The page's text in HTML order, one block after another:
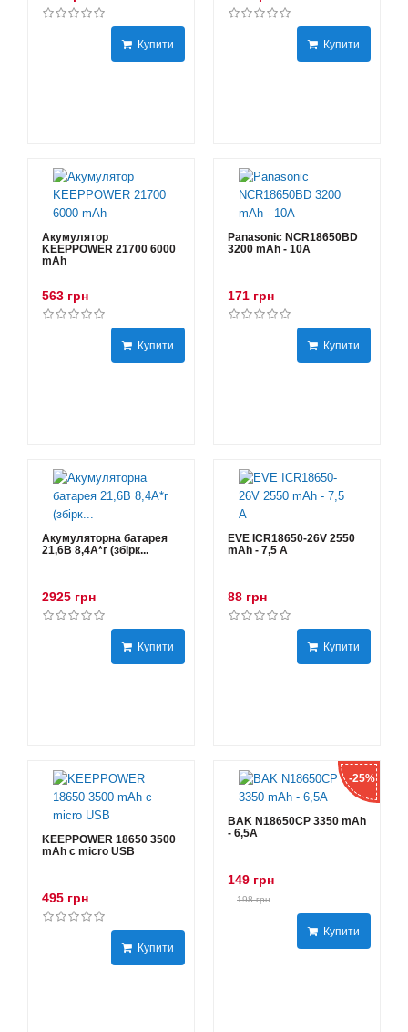
Купити Купити
Акумулятор
KEEPPOWER 21700 6000
mAh
563 грн
Купити
Panasonic NCR18650BD
3200 mAh - 10А
171 грн
Купити
Акумуляторна батарея
21,6В 8,4A*г (збірк...
2925 грн
Купити
EVE ICR18650-26V 2550
mAh - 7,5 А
88 грн
Купити
KEEPPOWER 18650 3500
mAh с micro USB
495 грн
Купити
-25%
BAK N18650CP 3350 mAh
- 6,5А
149 грн
198 грн
Купити